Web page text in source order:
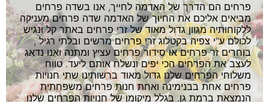
פרחים הם הדרך של האדמה לחייך, אנו בשדה פרחים
מביאים אליכם את החיוך של האדמה שדה פרחים מעניקה
ללקוחותיה מגוון גדול מאוד של זרי פרחים באתר קל ונגיש
לכולם ע"י צפיה בקטלוג זרי פרחים מרשים ובלתי רגיל ,
בוחרים זר פרחים או סידור פרחים עציץ ומתנה ואנו נדאג
לעצב את הפרחים הכי יפים ונשלח אותם ליעד. טווח
משלוחי הפרחים שלנו גדול מאוד ברשותינו שתי חנויות
פרחים אחת בבנימינה ואחת חנות פרחים משפחתית
הנמצאת ברמת גן. בגלל מיקומן של חנויות הפרחים שלנו